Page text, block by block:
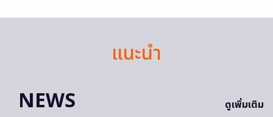
แนะนำ
NEWS
ดูเพิ่มเติม